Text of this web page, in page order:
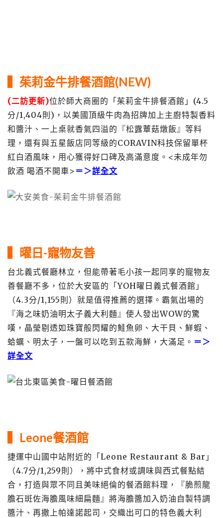
▍茱莉金牛排餐酒館(NEW)
(二訪更新)位於師大商圈的「茱莉金牛排餐酒館」(4.5
分/1,404則)，以美國頂級牛肉為招牌加上主廚特製香料
和醬汁、一上桌就香氣四溢的『松露蕈菇燉飯』等料
理，還有與五星飯店同等級的CORAVIN科技保留單杯
紅白酒風味，用心獲得好口碑及高滿意度。<未成年勿
飲酒 喝酒不開車> ＝＞詳全文
曜日-寵物友善
台北義式餐廳林立，但能帶著毛小孩一起同享的寵物友
善餐廳不多，位於大安區的「YOH曜日義式餐酒館」
（4.3分/1,155則）就是值得推薦的選擇。霸氣出場的
『海之味奶油明太子義大利麵』使人發出WOW的驚
嘆，晶瑩剔透如珠寶般閃耀的鮭魚卵、大干貝、鮮蝦、
蛤蠣、明太子，一盤可以吃到五款海鮮，大滿足。 ＝＞
詳全文
Leone餐酒館
捷運中山國中站附近的「Leone Restaurant & Bar」
（4.7分/1,259則），將中式食材或調味與西式餐點結
合，打造與眾不同且美味絕倫的餐酒館料理，『脆煎龍
膽石斑佐海膽風味細扁麵』將海膽醬加入奶油自製特調
醬汁、再撒上帕達諾起司，交織出可口的特色義大利